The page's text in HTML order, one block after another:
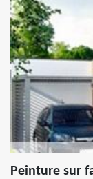
Peinture sur